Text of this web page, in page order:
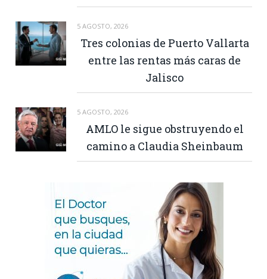
5 AGOSTO, 2026
Tres colonias de Puerto Vallarta
entre las rentas más caras de
Jalisco
5 AGOSTO, 2026
AMLO le sigue obstruyendo el
camino a Claudia Sheinbaum